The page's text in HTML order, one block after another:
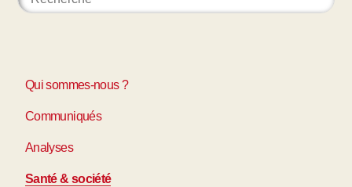
Qui sommes-nous ?
Communiqués
Analyses
Santé & société